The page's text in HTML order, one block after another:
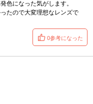
色になった気がします。
たので大変理想なレンズで
0参考になった